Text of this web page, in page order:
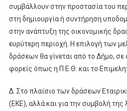
συμβάλλουν στην προστασία του
στη δημιουργία ή συντήρηση
στην ανάπτυξη της οικονομικής
ευρύτερη περιοχή. Η επιλογή των
δράσεων θα γίνεται από το Δήμο, σε
φορείς όπως η Π.Ε.Θ. και το
Δ. Στο πλαίσιο των δράσεων
(ΕΚΕ), αλλά και για την συμβολή της